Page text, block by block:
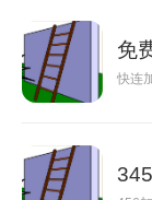
免
快连